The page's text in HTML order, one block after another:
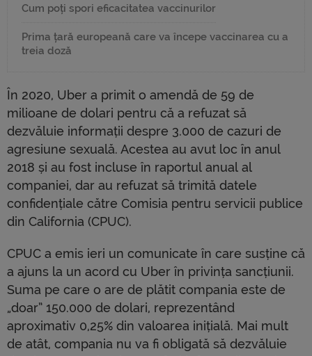
Cum poți spori eficacitatea vaccinurilor
Prima țară europeană care va începe vaccinarea cu a
treia doză
În 2020, Uber a primit o amendă de 59 de
milioane de dolari pentru că a refuzat să
dezvăluie informații despre 3.000 de cazuri de
agresiune sexuală. Acestea au avut loc în anul
2018 și au fost incluse în raportul anual al
companiei, dar au refuzat să trimită datele
confidențiale către Comisia pentru servicii publice
din California (CPUC).
CPUC a emis ieri un comunicate în care susține că
a ajuns la un acord cu Uber în privința sancțiunii.
Suma pe care o are de plătit compania este de
„doar” 150.000 de dolari, reprezentând
aproximativ 0,25% din valoarea inițială. Mai mult
de atât, compania nu va fi obligată să dezvăluie